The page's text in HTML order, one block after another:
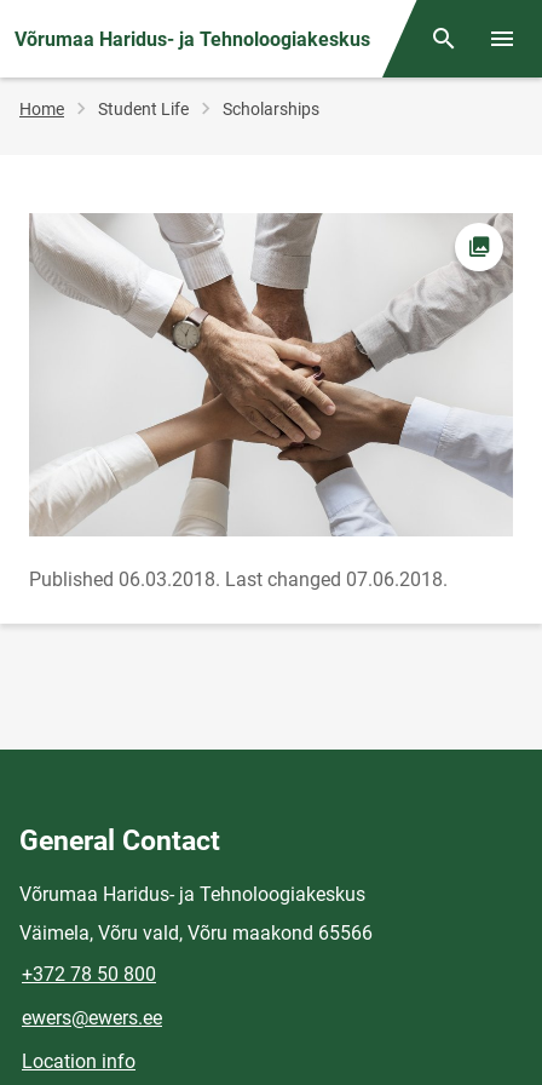
Võrumaa Haridus- ja Tehnoloogiakeskus Otsing
Breadcrumb
Home Student Life Scholarships
Open
Published 06.03.2018. Last changed 07.06.2018.
General Contact
Võrumaa Haridus- ja Tehnoloogiakeskus
Väimela, Võru vald, Võru maakond 65566
+372 78 50 800
ewers@ewers.ee
Location info